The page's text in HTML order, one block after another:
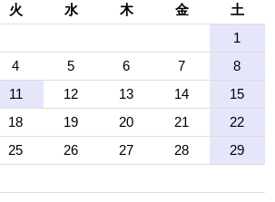
火 水 木 金
土
1
4 5 6 7
8
11 12 13 14
15
18 19 20 21
22
25 26 27 28
29